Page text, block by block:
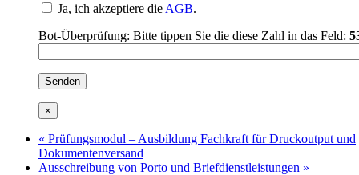
Ja, ich akzeptiere die AGB.
Bot-Überprüfung: Bitte tippen Sie die diese Zahl in das Feld:
×
« Prüfungsmodul – Ausbildung Fachkraft für Druckoutput und
Dokumentenversand
Ausschreibung von Porto und Briefdienstleistungen »